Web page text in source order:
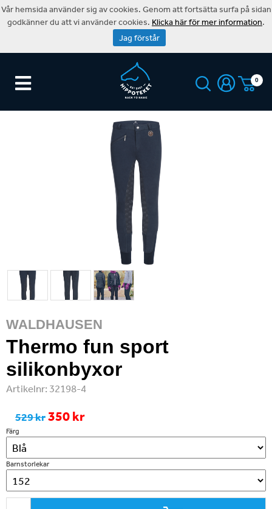
0
WALDHAUSEN
Thermo fun sport
silikonbyxor
Artikelnr: 32198-4
529 kr350 kr
Färg
Barnstorlekar
Vår hemsida använder sig av cookies. Genom att fortsätta surfa på sidan
godkänner du att vi använder cookies. Klicka här för mer information.
Jag förstår